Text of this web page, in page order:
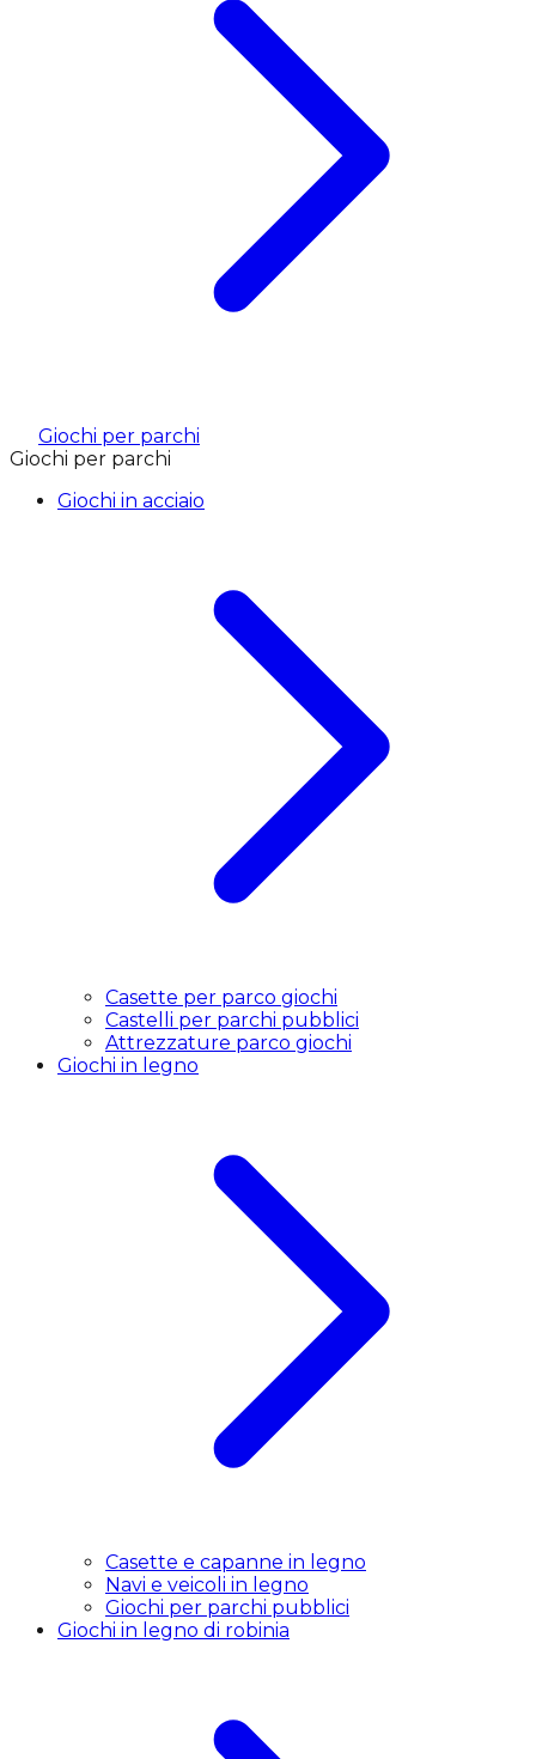
Giochi per parchi
Giochi per parchi
Giochi in acciaio
Casette per parco giochi
Castelli per parchi pubblici
Attrezzature parco giochi
Giochi in legno
Casette e capanne in legno
Navi e veicoli in legno
Giochi per parchi pubblici
Giochi in legno di robinia